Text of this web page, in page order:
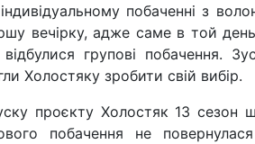
побаченні з
вечірку, адже саме в той
групові побачення.
Холостяку зробити свій вибір.
проєкту Холостяк 13 сезон
побачення не